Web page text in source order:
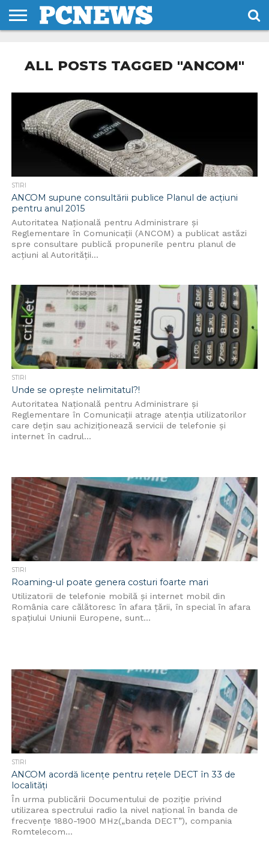
NOI
SI
CONDITII
ALL POSTS TAGGED "ANCOM"
STIRI
ANCOM supune consultării publice Planul de acţiuni
pentru anul 2015
Autoritatea Naţională pentru Administrare şi
Reglementare în Comunicaţii (ANCOM) a publicat astăzi
spre consultare publică propunerile pentru planul de
acţiuni al Autorităţii...
STIRI
Unde se oprește nelimitatul?!
Autoritatea Națională pentru Administrare și
Reglementare în Comunicații atrage atenția utilizatorilor
care dețin sau achiziționează servicii de telefonie și
internet în cadrul...
STIRI
Roaming-ul poate genera costuri foarte mari
Utilizatorii de telefonie mobilă și internet mobil din
România care călătoresc în afara țării, în special în afara
spațiului Uniunii Europene, sunt...
STIRI
ANCOM acordă licenţe pentru reţele DECT în 33 de
localităţi
În urma publicării Documentului de poziţie privind
utilizarea spectrului radio la nivel naţional în banda de
frecvenţe 1880-1900 MHz(„banda DECT”), compania
Romtelecom...